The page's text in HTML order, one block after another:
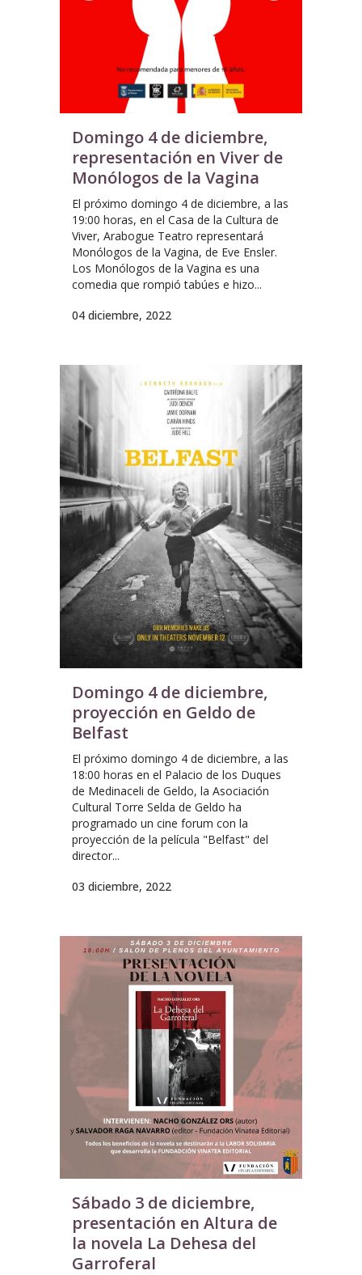
Domingo 4 de diciembre,
representación en Viver de
Monólogos de la Vagina
El próximo domingo 4 de diciembre, a las
19:00 horas, en el Casa de la Cultura de
Viver, Arabogue Teatro representará
Monólogos de la Vagina, de Eve Ensler.
Los Monólogos de la Vagina es una
comedia que rompió tabúes e hizo...
04 diciembre, 2022
Domingo 4 de diciembre,
proyección en Geldo de
Belfast
El próximo domingo 4 de diciembre, a las
18:00 horas en el Palacio de los Duques
de Medinaceli de Geldo, la Asociación
Cultural Torre Selda de Geldo ha
programado un cine forum con la
proyección de la película "Belfast" del
director...
03 diciembre, 2022
Sábado 3 de diciembre,
presentación en Altura de
la novela La Dehesa del
Garroferal